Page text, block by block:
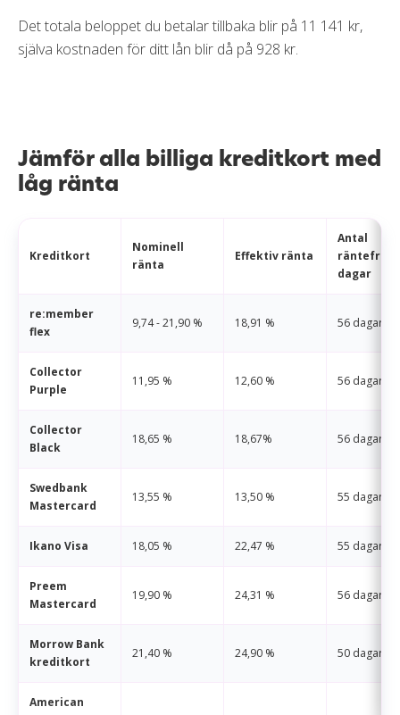
Det totala beloppet du betalar tillbaka blir på 11 141 kr,
själva kostnaden för ditt lån blir då på 928 kr.
Jämför alla billiga kreditkort med
låg ränta
Kreditkort
Nominell
ränta
Effektiv ränta
Antal
räntefria
dagar
re:member
flex
9,74 - 21,90 % 18,91 % 56 dagar
Collector
Purple
11,95 % 12,60 % 56 dagar
Collector
Black
18,65 % 18,67% 56 dagar
Swedbank
Mastercard
13,55 % 13,50 % 55 dagar
Ikano Visa 18,05 % 22,47 % 55 dagar
Preem
Mastercard
19,90 % 24,31 % 56 dagar
Morrow Bank
kreditkort
21,40 % 24,90 % 50 dagar
American